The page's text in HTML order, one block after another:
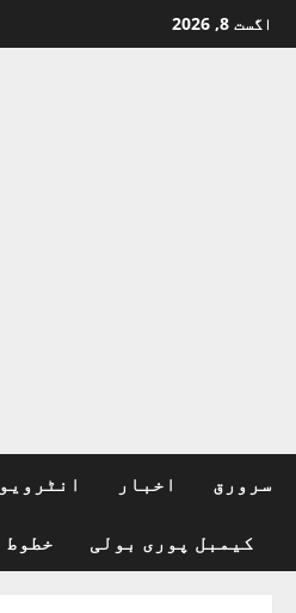
Skip
to
اگست 8, 2026
سرورق اخبار انٹرویو
کیمبل پوری بولی خطوط